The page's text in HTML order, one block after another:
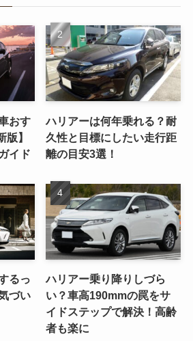
おす
】
イド
ハリアーは何年乗れる？耐
久性と目標にしたい走行距
離の目安3選！
るっ
づい
ハリアー乗り降りしづら
い？車高190mmの罠をサ
イドステップで解決！高齢
者も楽に